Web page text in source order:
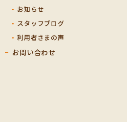
お知らせ
スタッフブログ
利用者さまの声
お問い合わせ